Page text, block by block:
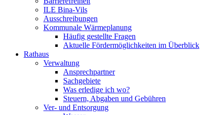
ILE Bina-Vils
Ausschreibungen
Kommunale Wärmeplanung
Häufig gestellte Fragen
Aktuelle Fördermöglichkeiten im Überblick
Rathaus
Verwaltung
Ansprechpartner
Sachgebiete
Was erledige ich wo?
Steuern, Abgaben und Gebühren
Ver- und Entsorgung